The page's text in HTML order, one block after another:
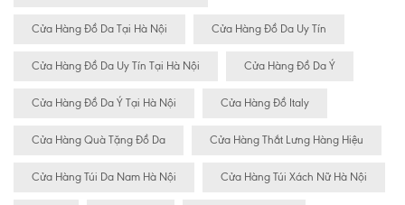
Cửa Hàng Đồ Da Tại Hà Nội Cửa Hàng Đồ Da Uy Tín
Cửa Hàng Đồ Da Uy Tín Tại Hà Nội Cửa Hàng Đồ Da Ý
Cửa Hàng Đồ Da Ý Tại Hà Nội Cửa Hàng Đồ Italy
Cửa Hàng Quà Tặng Đồ Da Cửa Hàng Thắt Lưng Hàng Hiệu
Cửa Hàng Túi Da Nam Hà Nội Cửa Hàng Túi Xách Nữ Hà Nội